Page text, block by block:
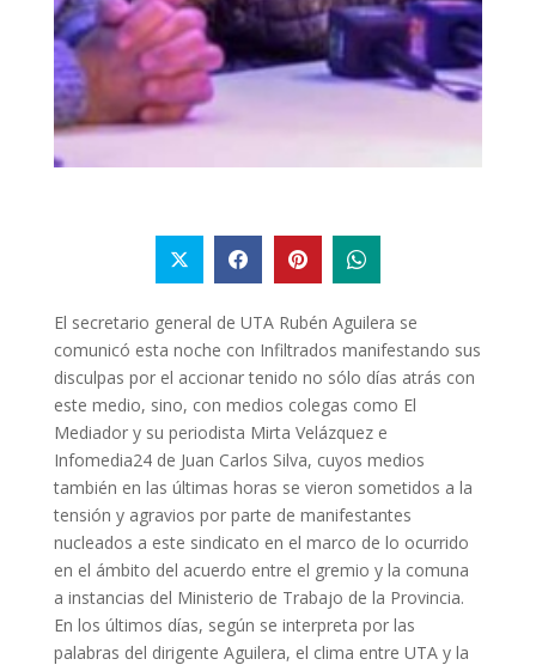
El secretario general de UTA Rubén Aguilera se
comunicó esta noche con Infiltrados manifestando sus
disculpas por el accionar tenido no sólo días atrás con
este medio, sino, con medios colegas como El
Mediador y su periodista Mirta Velázquez e
Infomedia24 de Juan Carlos Silva, cuyos medios
también en las últimas horas se vieron sometidos a la
tensión y agravios por parte de manifestantes
nucleados a este sindicato en el marco de lo ocurrido
en el ámbito del acuerdo entre el gremio y la comuna
a instancias del Ministerio de Trabajo de la Provincia.
En los últimos días, según se interpreta por las
palabras del dirigente Aguilera, el clima entre UTA y la